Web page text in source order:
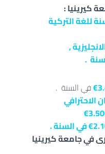
كيرينيا :
للغة التركية
,
.
€في السنة .
الاحترافي
€
€في السنة.
في جامعة كيرينيا